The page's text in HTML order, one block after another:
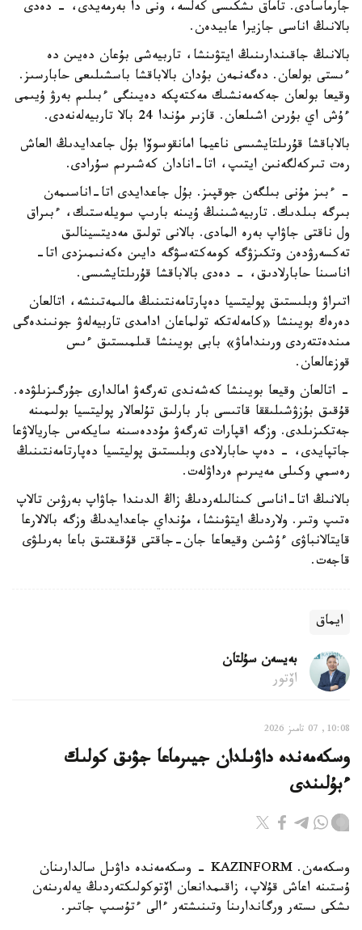
جارماسادى. تاماق ىشكىسى كەلسە، ونى دا بەرمەيدى، - دەدى
بالانىڭ اناسى جازيرا عابيدەن.
بالانىڭ جاقىندارىنىڭ ايتۋىنشا، تاربيەشى بۇعان دەيىن دە
ءىستى بولعان. دەگەنمەن بۇدان بالاباقشا باسشىلىعى حابارسىز.
وقيعا بولعان جەكەمەنشىك مەكتەپكە دەيىنگى ءبىلىم بەرۋ ۇيىمى
ءۇش اي بۇرىن اشىلعان. قازىر مۇندا 24 بالا تاربيەلەنەدى.
بالاباقشا قۇرىلتايشىسى ناعيما امانقوسوۆا بۇل جاعدايدىڭ العاش
رەت تىركەلگەنىن ايتىپ، اتا-انادان كەشىرىم سۇرادى.
- ءبىز مۇنى بىلگەن جوقپىز. بۇل جاعدايدى اتا-اناسىمەن
بىرگە بىلدىك. تاربيەشىنىڭ ۇيىنە بارىپ سويلەستىك، ءبىراق
ول ناقتى جاۋاپ بەرە المادى. بالانى تولىق مەديتسينالىق
تەكسەرۋدەن وتكىزۋگە كومەكتەسۋگە دايىن ەكەنىمىزدى اتا-
اناسىنا حابارلادىق، - دەدى بالاباقشا قۇرىلتايشىسى.
اتىراۋ وبلىستىق پوليتسيا دەپارتامەنتىنىڭ مالىمەتىنشە، اتالعان
دەرەك بويىنشا «كامەلەتكە تولماعان ادامدى تاربيەلەۋ جونىندەگى
مىندەتتەردى ورىنداماۋ» بابى بويىنشا قىلمىستىق ءىس
قوزعالعان.
- اتالعان وقيعا بويىنشا كەشەندى تەرگەۋ امالدارى جۇرگىزىلۋدە.
قۇقىق بۇزۋشىلىققا قاتىسى بار بارلىق تۇلعالار پوليتسيا بولىمىنە
جەتكىزىلدى. وزگە اقپارات تەرگەۋ مۇددەسىنە سايكەس جاريالاۋعا
جاتپايدى، - دەپ حابارلادى وبلىستىق پوليتسيا دەپارتامەنتىنىڭ
رەسمي وكىلى مەيىرىم ەرداۋلەت.
بالانىڭ اتا-اناسى كىنالىلەردىڭ زاڭ الدىندا جاۋاپ بەرۋىن تالاپ
ەتىپ وتىر. ولاردىڭ ايتۋىنشا، مۇنداي جاعدايدىڭ وزگە بالالارعا
قايتالانباۋى ءۇشىن وقيعاعا جان-جاقتى قۇقىقتىق باعا بەرىلۋى
قاجەت.
ايماق
بەيسەن سۇلتان
اۆتور
10:08, 07 تامىز 2026
وسكەمەندە داۋىلدان جيىرماعا جۋىق كولىك
ءبۇلىندى
وسكەمەن. KAZINFORM - وسكەمەندە داۋىل سالدارىنان
ۇستىنە اعاش قۇلاپ، زاقىمدانعان اۆتوكولىكتەردىڭ يەلەرىنەن
ىشكى ىستەر ورگاندارىنا وتىنىشتەر ءالى ءتۇسىپ جاتىر.